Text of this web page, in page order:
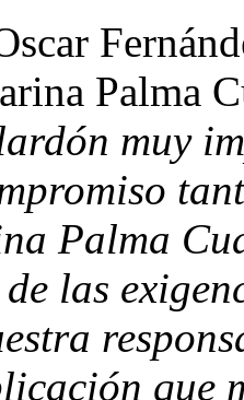
Palma
muy
Palma
las
que